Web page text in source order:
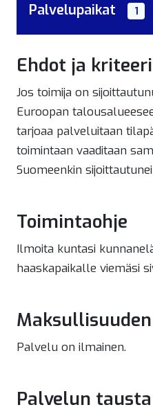
Palvelupaikat 1
Ehdot ja
Jos toimija on
Euroopan
tarjoaa palveluitaan
toimintaan vaaditaan
Suomeenkin
Toimintaohje
Ilmoita kuntasi
haaskapaikalle viemäsi
Palvelu on ilmainen.
Palvelun